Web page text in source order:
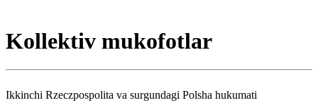
Kollektiv mukofotlar
Ikkinchi Rzeczpospolita va surgundagi Polsha hukumati